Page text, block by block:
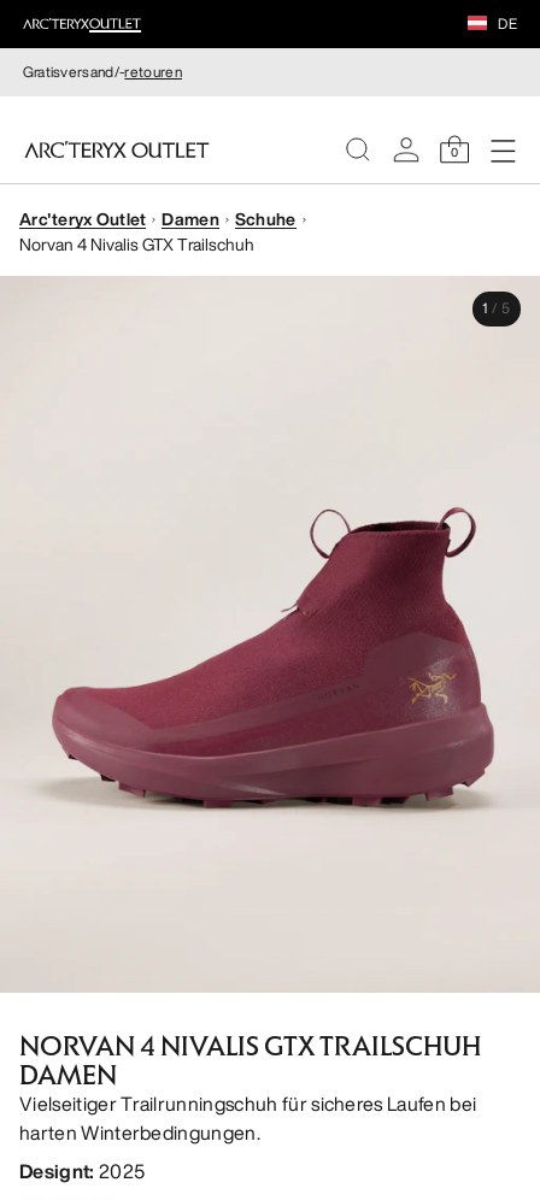
DE
Gratisversand/-retouren
0
DAMEN
Arc'teryx Outlet Damen
Schuhe
Norvan 4 Nivalis GTX Trailschuh
1 / 5
NORVAN 4 NIVALIS GTX TRAILSCHUH
DAMEN
Vielseitiger Trailrunningschuh für sicheres Laufen bei
harten Winterbedingungen.
Designt: 2025